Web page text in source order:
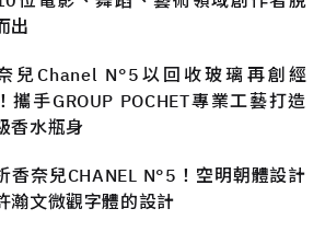
出
兒Chanel N°5以回收玻璃再創經
攜手GROUP POCHET專業工藝打造
香水瓶身
香奈兒CHANEL N°5！空明朝體設計
瀚文微觀字體的設計